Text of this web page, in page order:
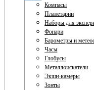
Компасы
Планетарии
Наборы для
Фонари
Барометры и
Часы
Глобусы
Металлоискатели
Экшн-камеры
Зонты